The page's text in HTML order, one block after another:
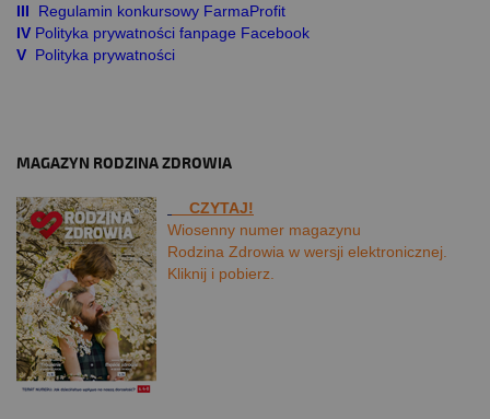
III
Regulamin konkursowy FarmaProfit
IV Polityka prywatności fanpage Facebook
V Polityka prywatności
MAGAZYN RODZINA ZDROWIA
CZYTAJ!
Wiosenny numer magazynu
Rodzina Zdrowia w wersji elektronicznej.
Kliknij i pobierz.